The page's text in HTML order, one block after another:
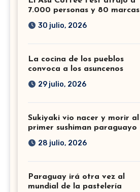
7.000 personas y 80 marcas
30 julio, 2026
La cocina de los pueblos
convoca a los asuncenos
29 julio, 2026
Sukiyaki vio nacer y morir al
primer sushiman paraguayo
28 julio, 2026
Paraguay irá otra vez al
mundial de la pastelería